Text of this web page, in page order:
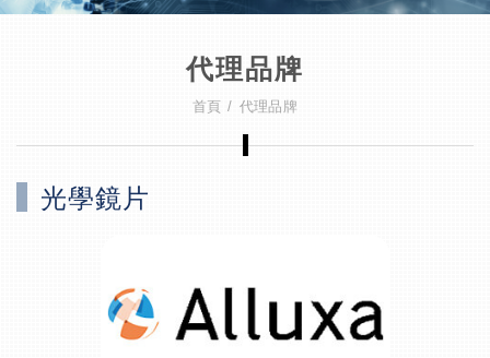
代理品牌
首頁 代理品牌
光學鏡片